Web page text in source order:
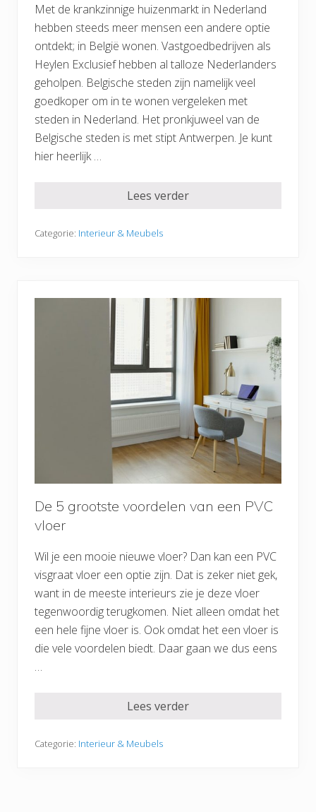
Met de krankzinnige huizenmarkt in Nederland
hebben steeds meer mensen een andere optie
ontdekt; in België wonen. Vastgoedbedrijven als
Heylen Exclusief hebben al talloze Nederlanders
geholpen. Belgische steden zijn namelijk veel
goedkoper om in te wonen vergeleken met
steden in Nederland. Het pronkjuweel van de
Belgische steden is met stipt Antwerpen. Je kunt
hier heerlijk …
Lees verder
Categorie: Interieur & Meubels
De 5 grootste voordelen van een PVC
vloer
Wil je een mooie nieuwe vloer? Dan kan een PVC
visgraat vloer een optie zijn. Dat is zeker niet gek,
want in de meeste interieurs zie je deze vloer
tegenwoordig terugkomen. Niet alleen omdat het
een hele fijne vloer is. Ook omdat het een vloer is
die vele voordelen biedt. Daar gaan we dus eens
…
Lees verder
Categorie: Interieur & Meubels